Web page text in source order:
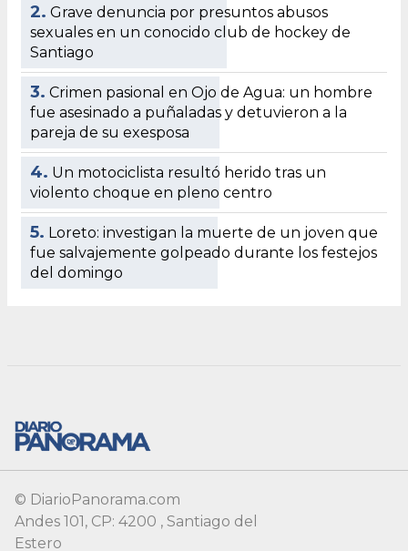
2. Grave denuncia por presuntos abusos
sexuales en un conocido club de hockey de
Santiago
3. Crimen pasional en Ojo de Agua: un hombre
fue asesinado a puñaladas y detuvieron a la
pareja de su exesposa
4. Un motociclista resultó herido tras un
violento choque en pleno centro
5. Loreto: investigan la muerte de un joven que
fue salvajemente golpeado durante los festejos
del domingo
© DiarioPanorama.com
Andes 101, CP: 4200 , Santiago del
Estero